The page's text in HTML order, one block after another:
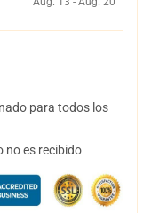
para todos los
no es recibido